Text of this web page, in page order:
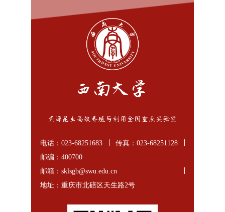
电话：023-68251683
传真：023-68251128
邮编：400700
邮箱：sklsgb@swu.edu.cn
地址：重庆市北碚区天生路2号